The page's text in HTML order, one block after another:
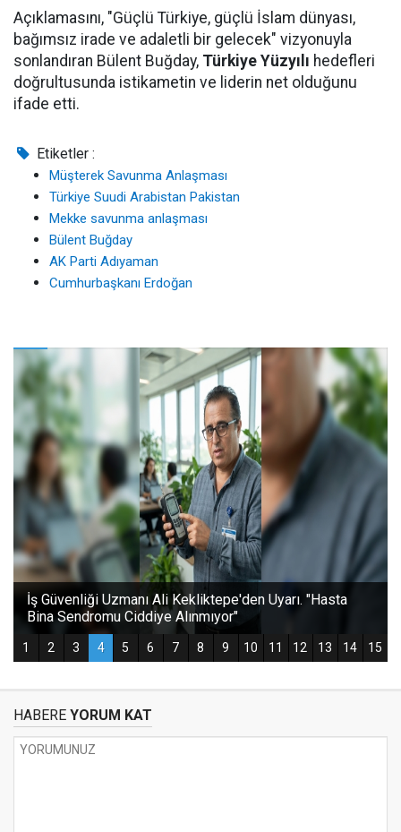
Açıklamasını, "Güçlü Türkiye, güçlü İslam dünyası,
bağımsız irade ve adaletli bir gelecek" vizyonuyla
sonlandıran Bülent Buğday, Türkiye Yüzyılı hedefleri
doğrultusunda istikametin ve liderin net olduğunu
ifade etti.
Etiketler :
Müşterek Savunma Anlaşması
Türkiye Suudi Arabistan Pakistan
Mekke savunma anlaşması
Bülent Buğday
AK Parti Adıyaman
Cumhurbaşkanı Erdoğan
HABERE YORUM KAT